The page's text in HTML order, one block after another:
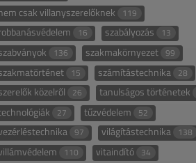
csak villanyszerelőknek 119
16 szabályozás 13
136 szakmakörnyezet 99
15 számítástechnika 28
közelről 26 tanulságos történetek
27 tűzvédelem 52
97 világítástechnika 138
110 vitaindító 34